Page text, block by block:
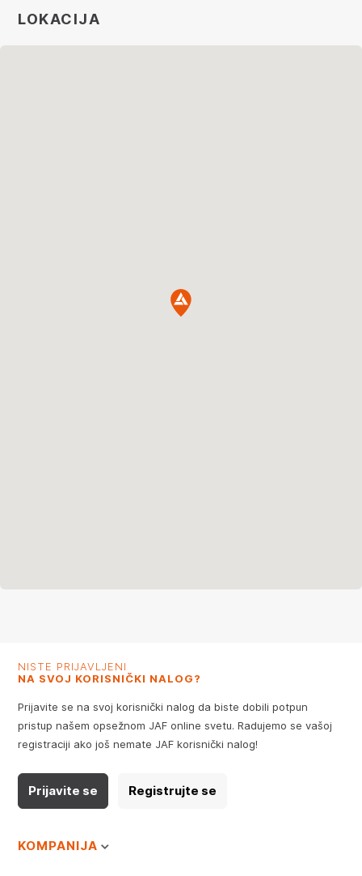
LOKACIJA
NISTE PRIJAVLJENI
NA SVOJ KORISNIČKI NALOG?
Prijavite se na svoj korisnički nalog da biste dobili potpun
pristup našem opsežnom JAF online svetu. Radujemo se vašoj
registraciji ako još nemate JAF korisnički nalog!
Prijavite se Registrujte se
KOMPANIJA